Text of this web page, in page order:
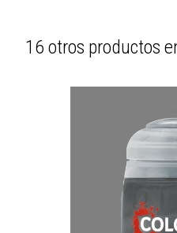
16 otros productos